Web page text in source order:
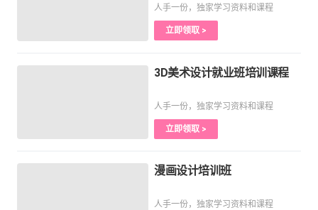
人手一份，独家学习资料和课程
立即领取 >
3D美术设计就业班培训课程
人手一份，独家学习资料和课程
立即领取 >
漫画设计培训班
人手一份，独家学习资料和课程